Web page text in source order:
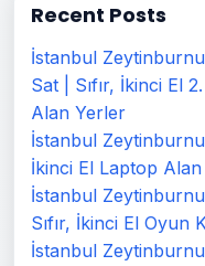
Recent Posts
İstanbul
Sat | Sıfır, İkinci El
Alan Yerler
İstanbul
İkinci El Laptop
İstanbul Zeytinburnu
Sıfır, İkinci El Oyun
İstanbul